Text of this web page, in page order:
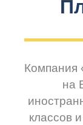
Компания
на
классов